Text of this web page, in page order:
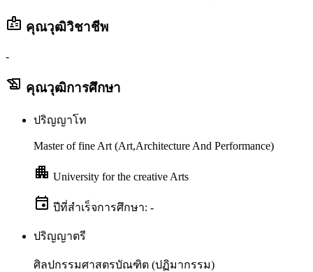
badge คุณวุฒิวิชาชีพ
-
history_edu คุณวุฒิการศึกษา
ปริญญาโท
Master of fine Art (Art,Architecture And Performance)
apartment University for the creative Arts
event ปีที่สำเร็จการศึกษา: -
ปริญญาตรี
ศิลปกรรมศาสตรบัณฑิต (ปฏิมากรรม)